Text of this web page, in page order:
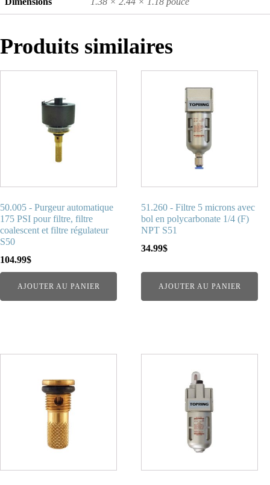
Produits similaires
50.005 - Purgeur automatique
175 PSI pour filtre, filtre
coalescent et filtre régulateur
S50
104.99$
AJOUTER AU PANIER
51.260 - Filtre 5 microns avec
bol en polycarbonate 1/4 (F)
NPT S51
34.99$
AJOUTER AU PANIER